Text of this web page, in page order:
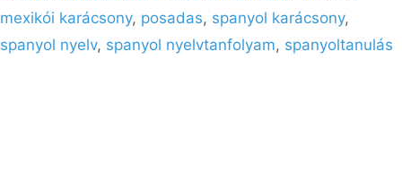
mexikói karácsony, posadas, spanyol karácsony,
spanyol nyelv, spanyol nyelvtanfolyam, spanyoltanulás